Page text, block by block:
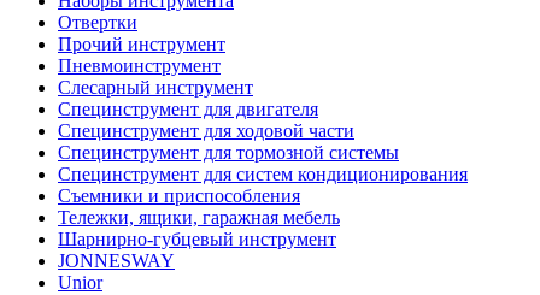
Отвертки
Прочий инструмент
Пневмоинструмент
Слесарный инструмент
Специнструмент для двигателя
Специнструмент для ходовой части
Специнструмент для тормозной системы
Специнструмент для систем кондиционирования
Съемники и приспособления
Тележки, ящики, гаражная мебель
Шарнирно-губцевый инструмент
JONNESWAY
Unior